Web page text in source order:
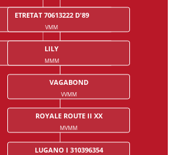
ETRETAT 70613222 D'89
VMM
LILY
MMM
TANAEL
MISS CARMEN
VAGABOND
VVMM
ROYALE ROUTE II XX
MVMM
LUGANO I 310396354